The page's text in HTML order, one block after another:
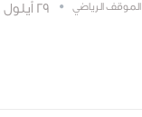
الموقف الرياضي 29 أيلول , 2025